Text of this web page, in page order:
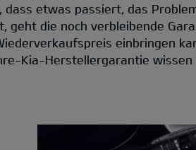
etwas passiert, das
geht die noch verbleibende
einbringen
Kia-Herstellergarantie wissen